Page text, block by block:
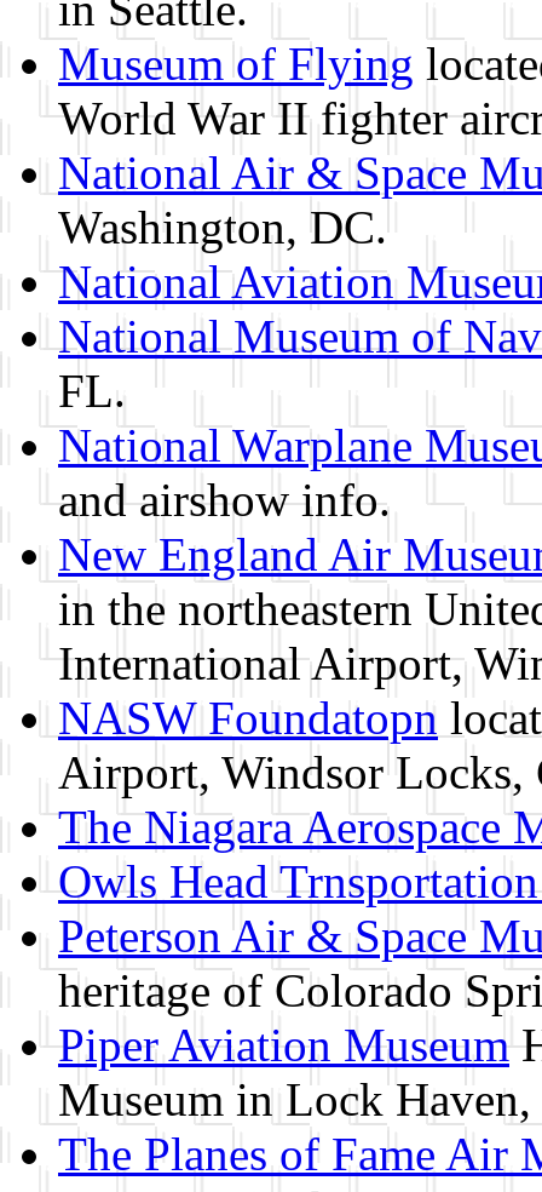
Museum of Flying
World War II fighter
National Air & Space
Washington, DC.
National Aviation
National Museum of
FL.
National Warplane
and airshow info.
New England Air
in the northeastern
International Airport,
NASW Foundatopn
Airport, Windsor Locks,
The Niagara Aerospace
Owls Head
Peterson Air & Space
heritage of Colorado
Piper Aviation Museum
Museum in Lock Haven,
The Planes of Fame Air